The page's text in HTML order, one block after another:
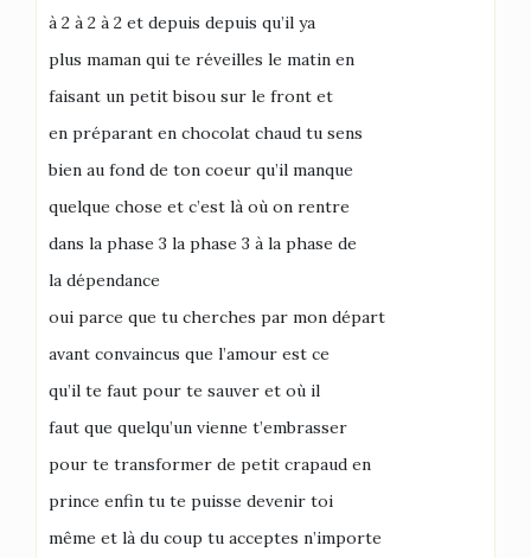
à 2 à 2 à 2 et depuis depuis qu’il ya
plus maman qui te réveilles le matin en
faisant un petit bisou sur le front et
en préparant en chocolat chaud tu sens
bien au fond de ton coeur qu’il manque
quelque chose et c’est là où on rentre
dans la phase 3 la phase 3 à la phase de
la dépendance
oui parce que tu cherches par mon départ
avant convaincus que l’amour est ce
qu’il te faut pour te sauver et où il
faut que quelqu’un vienne t’embrasser
pour te transformer de petit crapaud en
prince enfin tu te puisse devenir toi
même et là du coup tu acceptes n’importe